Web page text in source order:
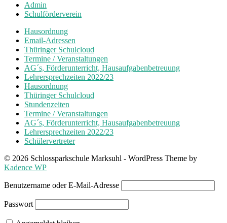
Admin
Schulförderverein
Hausordnung
Email-Adressen
Thüringer Schulcloud
Termine / Veranstaltungen
AG´s, Förderunterricht, Hausaufgabenbetreuung
Lehrersprechzeiten 2022/23
Hausordnung
Thüringer Schulcloud
Stundenzeiten
Termine / Veranstaltungen
AG´s, Förderunterricht, Hausaufgabenbetreuung
Lehrersprechzeiten 2022/23
Schülervertreter
© 2026 Schlossparkschule Marksuhl - WordPress Theme by
Kadence WP
Benutzername oder E-Mail-Adresse
Passwort